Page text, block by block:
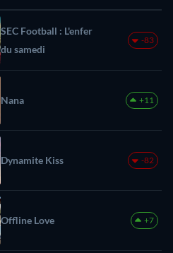
SEC Football : L'enfer
du samedi
-83
Nana +11
Dynamite Kiss -82
Offline Love +7